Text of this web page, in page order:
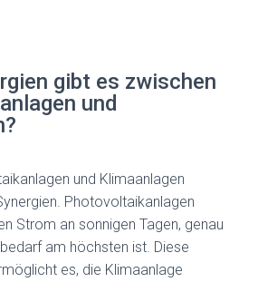
gibt es zwischen
und
und Klimaanlagen
Photovoltaikanlagen
Strom an sonnigen Tagen, genau
am höchsten ist. Diese
es, die Klimaanlage